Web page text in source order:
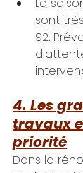
sont
92.
4. Les
travaux
priorité
Dans la